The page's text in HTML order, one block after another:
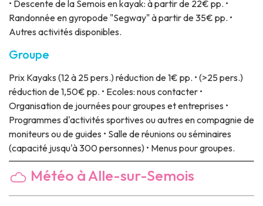
• Descente de la Semois en kayak: à partir de 22€ pp. •
Randonnée en gyropode "Segway" à partir de 35€ pp. •
Autres activités disponibles.
Groupe
Prix Kayaks (12 à 25 pers.) réduction de 1€ pp. • (>25 pers.)
réduction de 1,50€ pp. • Ecoles: nous contacter •
Organisation de journées pour groupes et entreprises •
Programmes d'activités sportives ou autres en compagnie de
moniteurs ou de guides • Salle de réunions ou séminaires
(capacité jusqu'à 300 personnes) • Menus pour groupes.
Météo à Alle-sur-Semois